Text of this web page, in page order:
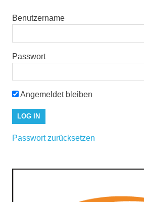
Benutzername
Passwort
Angemeldet bleiben
Passwort zurücksetzen